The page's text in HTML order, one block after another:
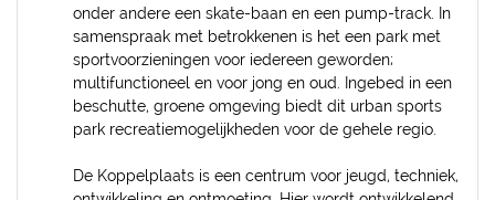
onder andere een skate-baan en een pump-track. In
samenspraak met betrokkenen is het een park met
sportvoorzieningen voor iedereen geworden;
multifunctioneel en voor jong en oud. Ingebed in een
beschutte, groene omgeving biedt dit urban sports
park recreatiemogelijkheden voor de gehele regio.
De Koppelplaats is een centrum voor jeugd, techniek,